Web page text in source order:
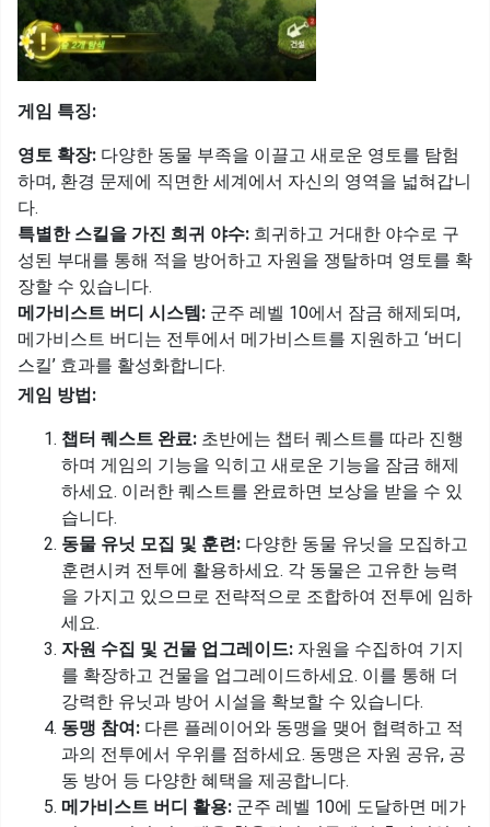
게임 특징:
영토 확장: 다양한 동물 부족을 이끌고 새로운 영토를 탐험
하며, 환경 문제에 직면한 세계에서 자신의 영역을 넓혀갑니
다.
특별한 스킬을 가진 희귀 야수: 희귀하고 거대한 야수로 구
성된 부대를 통해 적을 방어하고 자원을 쟁탈하며 영토를 확
장할 수 있습니다.
메가비스트 버디 시스템: 군주 레벨 10에서 잠금 해제되며,
메가비스트 버디는 전투에서 메가비스트를 지원하고 ‘버디
스킬’ 효과를 활성화합니다.
게임 방법:
챕터 퀘스트 완료: 초반에는 챕터 퀘스트를 따라 진행
하며 게임의 기능을 익히고 새로운 기능을 잠금 해제
하세요. 이러한 퀘스트를 완료하면 보상을 받을 수 있
습니다.
동물 유닛 모집 및 훈련: 다양한 동물 유닛을 모집하고
훈련시켜 전투에 활용하세요. 각 동물은 고유한 능력
을 가지고 있으므로 전략적으로 조합하여 전투에 임하
세요.
자원 수집 및 건물 업그레이드: 자원을 수집하여 기지
를 확장하고 건물을 업그레이드하세요. 이를 통해 더
강력한 유닛과 방어 시설을 확보할 수 있습니다.
동맹 참여: 다른 플레이어와 동맹을 맺어 협력하고 적
과의 전투에서 우위를 점하세요. 동맹은 자원 공유, 공
동 방어 등 다양한 혜택을 제공합니다.
메가비스트 버디 활용: 군주 레벨 10에 도달하면 메가